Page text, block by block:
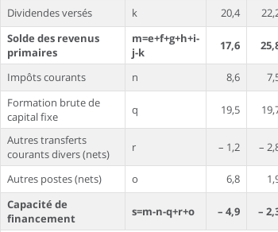
Dividendes versés
k 20,4
Solde des revenus
primaires
m=e+f+g+h+i-
j-k
17,6
Impôts courants n 8,6
Formation brute de
capital fixe
q 19,5
Autres transferts
courants divers (nets)
r – 1,2 –
Autres postes (nets) o 6,8
Capacité de
financement
s=m-n-q+r+o – 4,9 –